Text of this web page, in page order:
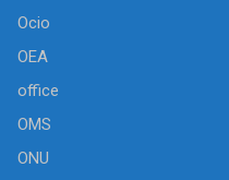
Ocio
OEA
office
OMS
ONU